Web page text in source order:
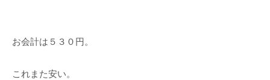
お会計は５３０円。
これまた安い。